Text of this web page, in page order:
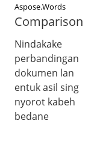
Aspose.Words
Comparison
Nindakake
perbandingan
dokumen lan
entuk asil sing
nyorot kabeh
bedane